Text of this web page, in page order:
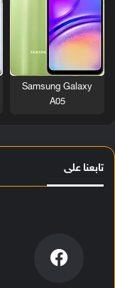
Samsung Galaxy
A05
تابعنا على